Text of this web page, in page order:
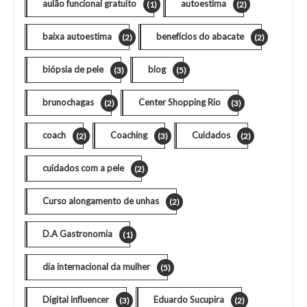
aulão funcional gratuito (1) autoestima (2)
baixa autoestima (2) benefícios do abacate (2)
biópsia de pele (3) blog (5)
brunochagas (2) Center Shopping Rio (3)
coach (2) Coaching (3) Cuidados (2)
cuidados com a pele (2)
Curso alongamento de unhas (2)
D.A Gastronomia (1)
dia internacional da mulher (5)
Digital influencer (3) Eduardo Sucupira (2)